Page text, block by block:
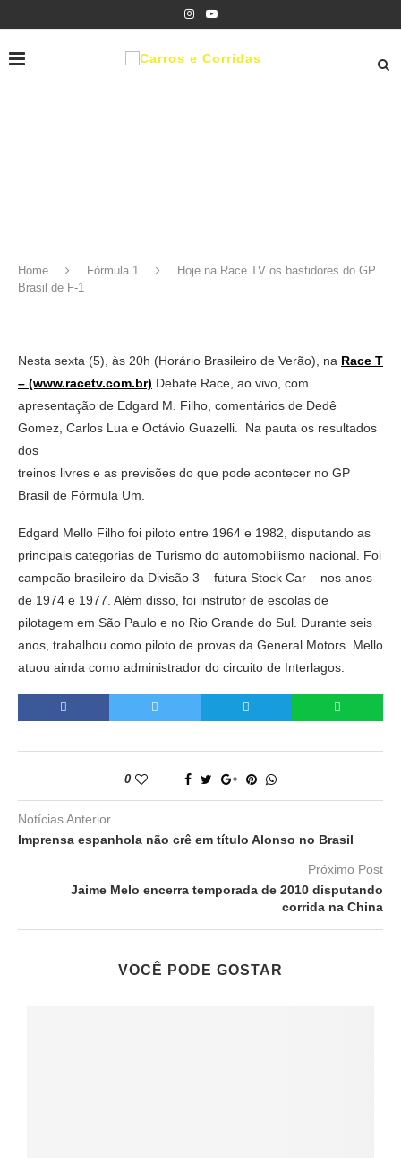
Home Fórmula 1
Hoje na Race TV os bastidores do GP
Brasil de F-1
Nesta sexta (5), às 20h (Horário Brasileiro de Verão), na Race T
– (www.racetv.com.br) Debate Race, ao vivo, com
apresentação de Edgard M. Filho, comentários de Dedê
Gomez, Carlos Lua e Octávio Guazelli. Na pauta os resultados
dos
treinos livres e as previsões do que pode acontecer no GP
Brasil de Fórmula Um.
Edgard Mello Filho foi piloto entre 1964 e 1982, disputando as
principais categorias de Turismo do automobilismo nacional. Foi
campeão brasileiro da Divisão 3 – futura Stock Car – nos anos
de 1974 e 1977. Além disso, foi instrutor de escolas de
pilotagem em São Paulo e no Rio Grande do Sul. Durante seis
anos, trabalhou como piloto de provas da General Motors. Mello
atuou ainda como administrador do circuito de Interlagos.
0
Notícias Anterior
Imprensa espanhola não crê em título Alonso no Brasil
Próximo Post
Jaime Melo encerra temporada de 2010 disputando
corrida na China
VOCÊ PODE GOSTAR